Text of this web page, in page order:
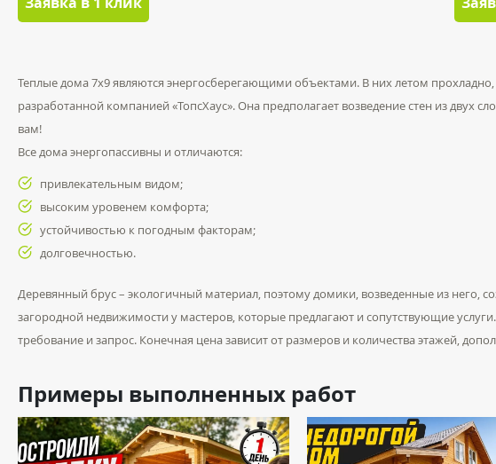
Теплые дома 7x9 являются энергосберегающими объектами. В них летом
разработанной компанией «ТопсХаус». Она предполагает возведение стен из двух
вам!
Все дома энергопассивны и отличаются:
привлекательным видом;
высоким уровенем комфорта;
устойчивостью к погодным факторам;
долговечностью.
Деревянный брус – экологичный материал, поэтому домики, возведенные из него,
загородной недвижимости у мастеров, которые предлагают и сопутствующие
требование и запрос. Конечная цена зависит от размеров и количества этажей,
Примеры выполненных работ